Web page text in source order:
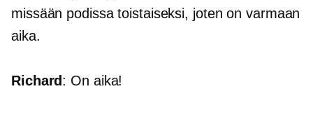
missään podissa toistaiseksi, joten on varmaan
aika.
Richard: On aika!